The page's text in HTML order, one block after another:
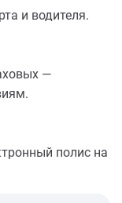
и водителя.
—
полис на